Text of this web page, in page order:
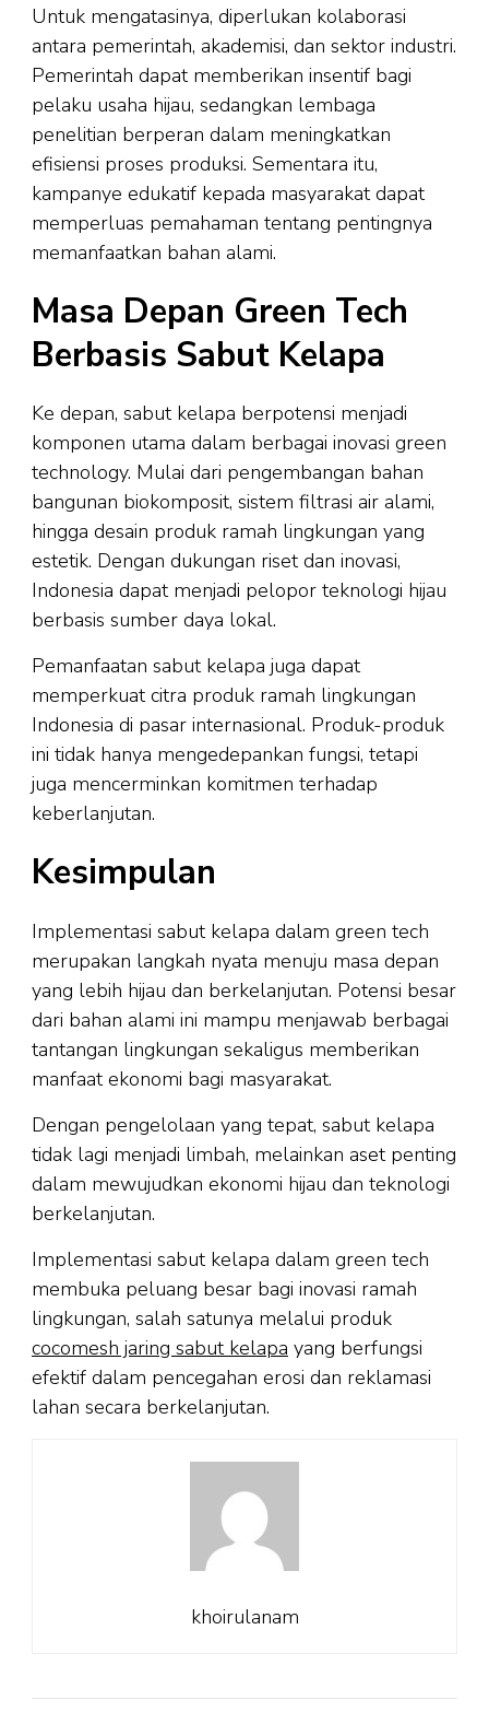
Untuk mengatasinya, diperlukan kolaborasi
antara pemerintah, akademisi, dan sektor industri.
Pemerintah dapat memberikan insentif bagi
pelaku usaha hijau, sedangkan lembaga
penelitian berperan dalam meningkatkan
efisiensi proses produksi. Sementara itu,
kampanye edukatif kepada masyarakat dapat
memperluas pemahaman tentang pentingnya
memanfaatkan bahan alami.
Masa Depan Green Tech
Berbasis Sabut Kelapa
Ke depan, sabut kelapa berpotensi menjadi
komponen utama dalam berbagai inovasi green
technology. Mulai dari pengembangan bahan
bangunan biokomposit, sistem filtrasi air alami,
hingga desain produk ramah lingkungan yang
estetik. Dengan dukungan riset dan inovasi,
Indonesia dapat menjadi pelopor teknologi hijau
berbasis sumber daya lokal.
Pemanfaatan sabut kelapa juga dapat
memperkuat citra produk ramah lingkungan
Indonesia di pasar internasional. Produk-produk
ini tidak hanya mengedepankan fungsi, tetapi
juga mencerminkan komitmen terhadap
keberlanjutan.
Kesimpulan
Implementasi sabut kelapa dalam green tech
merupakan langkah nyata menuju masa depan
yang lebih hijau dan berkelanjutan. Potensi besar
dari bahan alami ini mampu menjawab berbagai
tantangan lingkungan sekaligus memberikan
manfaat ekonomi bagi masyarakat.
Dengan pengelolaan yang tepat, sabut kelapa
tidak lagi menjadi limbah, melainkan aset penting
dalam mewujudkan ekonomi hijau dan teknologi
berkelanjutan.
Implementasi sabut kelapa dalam green tech
membuka peluang besar bagi inovasi ramah
lingkungan, salah satunya melalui produk
cocomesh jaring sabut kelapa yang berfungsi
efektif dalam pencegahan erosi dan reklamasi
lahan secara berkelanjutan.
khoirulanam